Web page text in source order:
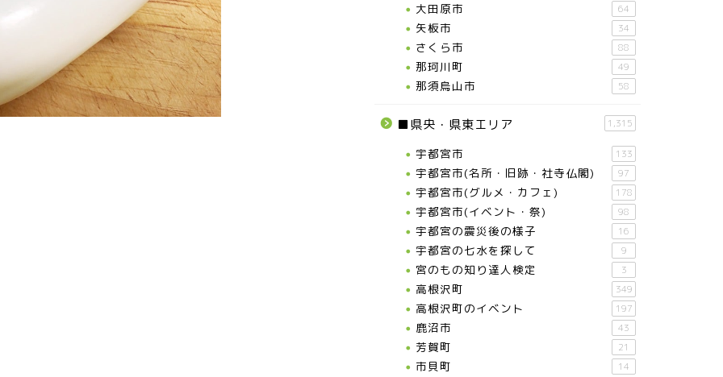
大田原市 64
矢板市 34
さくら市 88
那珂川町 49
那須烏山市 58
■県央・県東エリア 1,315
宇都宮市 133
宇都宮市(名所・旧跡・社寺仏閣) 97
宇都宮市(グルメ・カフェ) 178
宇都宮市(イベント・祭) 98
宇都宮の震災後の様子 16
宇都宮の七水を探して 9
宮のもの知り達人検定 3
高根沢町 349
高根沢町のイベント 197
鹿沼市 43
芳賀町 21
市貝町 14